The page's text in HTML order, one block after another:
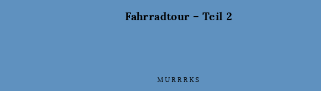
Fahrradtour – Teil 2
MURRRKS